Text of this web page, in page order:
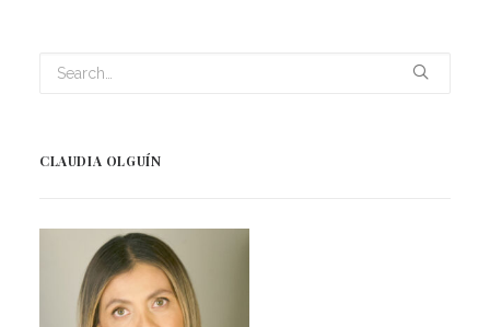
CLAUDIA OLGUÍN